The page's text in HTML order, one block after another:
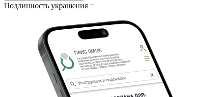
Подлинность украшения